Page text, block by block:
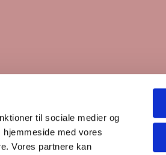
til sociale medier og
med vores
Vores partnere kan